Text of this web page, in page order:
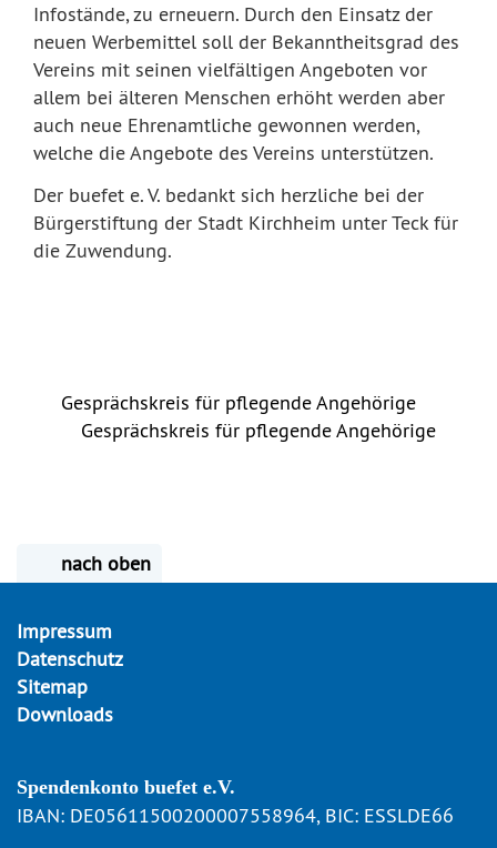
Infostände, zu erneuern. Durch den Einsatz der
neuen Werbemittel soll der Bekanntheitsgrad des
Vereins mit seinen vielfältigen Angeboten vor
allem bei älteren Menschen erhöht werden aber
auch neue Ehrenamtliche gewonnen werden,
welche die Angebote des Vereins unterstützen.
Der buefet e. V. bedankt sich herzliche bei der
Bürgerstiftung der Stadt Kirchheim unter Teck für
die Zuwendung.
Gesprächskreis für pflegende Angehörige
Gesprächskreis für pflegende Angehörige
nach oben
Impressum
Datenschutz
Sitemap
Downloads
Spendenkonto buefet e.V.
IBAN: DE05611500200007558964, BIC: ESSLDE66